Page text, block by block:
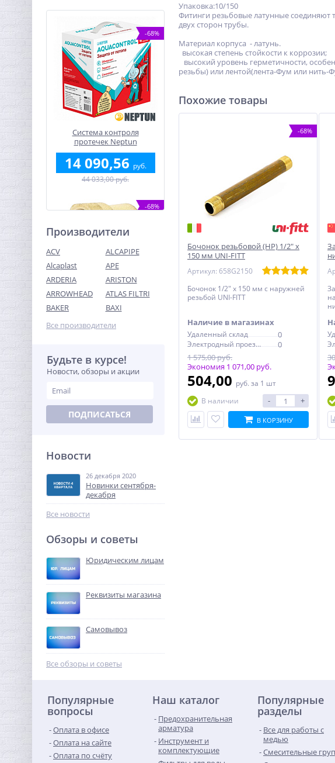
-68%
Система контроля
протечек Neptun
Aquacontrol 3/4"
14 090,56 руб.
44 033,00 руб.
-68%
Муфта редукция 1"1/4 x
3/4" (ВР) латунь UNI-FITT
440,32
Тройник резьбовой (ВР)
3/4" никель UNI-FITT
386,56
Бочонок резьбовой (НР) 1"
x 100 мм UNI-FITT
1 902,00 руб.
-68%
Производители
ACV
ALCAPIPE
Alcaplast
APE
ARDERIA
ARISTON
ARROWHEAD
ATLAS FILTRI
BAKER
BAXI
Все производители
Будьте в курсе!
Новости, обзоры и акции
ПОДПИСАТЬСЯ
Новости
26 декабря 2020
Новинки сентября-
декабря
Все новости
Обзоры и советы
Юридическим лицам
Реквизиты магазина
Самовывоз
Все обзоры и советы
Упаковка:10/150
Фитинги резьбовые латунные
двух сторон трубы.
Материал корпуса - латунь.
высокая степень стойкости к коррозии;
высокий уровень герметичности,
резьбы) или лентой(лента-Фум или нить-
Похожие товары
-68%
Бочонок резьбовой (НР) 1/2" x
150 мм UNI-FITT
Артикул: 658G2150
Бочонок 1/2" x 150 мм с наружней
резьбой UNI-FITT
Наличие в магазинах
Удаленный склад 0
Электродный проезд, 6с1
0
1 575,00 руб.
Экономия 1 071,00 руб.
504,00 руб. за 1 шт
В наличии
- +
В КОРЗИНУ
Популярные
вопросы
Оплата в офисе
Оплата на сайте
Оплата по счёту
Наш каталог
Предохранительная
арматура
Инструмент и
комплектующие
Популярные
разделы
Все для работы с
медью
Смесительные